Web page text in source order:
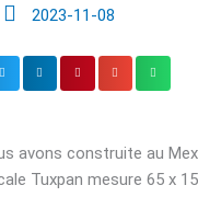
2023-11-08
avons construite au
Tuxpan mesure 65 x